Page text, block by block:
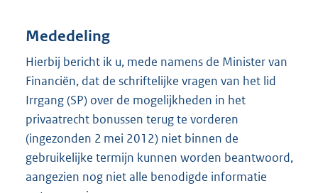
Mededeling
Hierbij bericht ik u, mede namens de Minister van
Financiën, dat de schriftelijke vragen van het lid
Irrgang (SP) over de mogelijkheden in het
privaatrecht bonussen terug te vorderen
(ingezonden 2 mei 2012) niet binnen de
gebruikelijke termijn kunnen worden beantwoord,
aangezien nog niet alle benodigde informatie